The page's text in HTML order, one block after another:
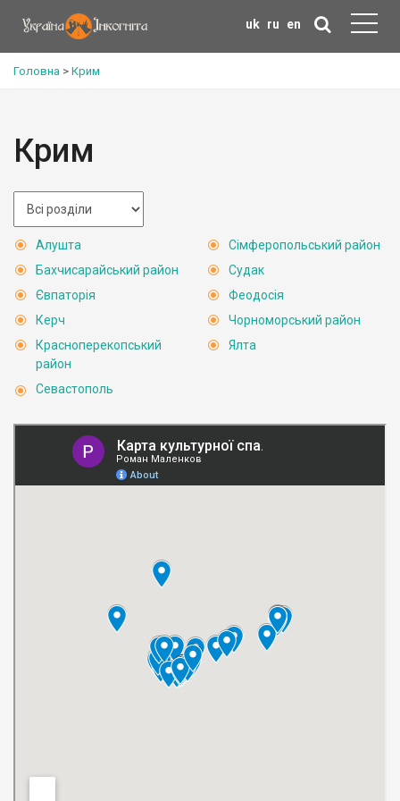
uk ru en
Головна > Крим
Крим
Алушта
Бахчисарайський район
Євпаторія
Керч
Красноперекопський
район
Севастополь
Сімферопольський район
Судак
Феодосія
Чорноморський район
Ялта